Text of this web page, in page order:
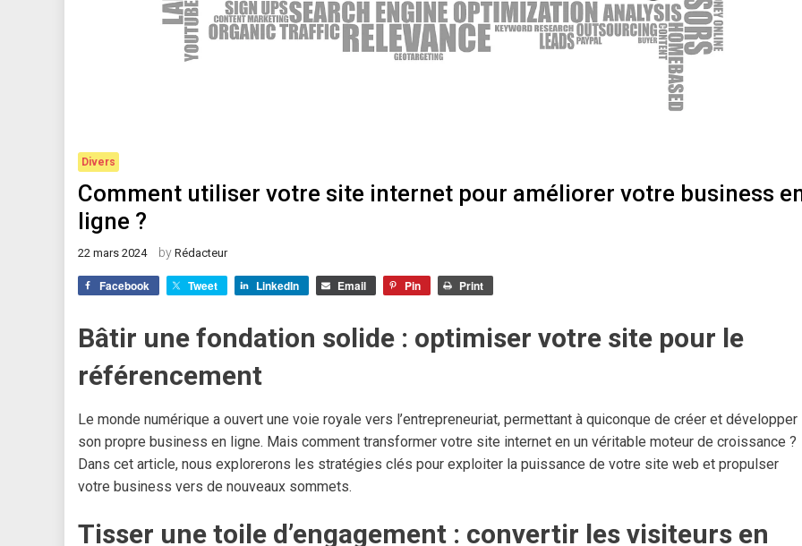
Divers
Comment utiliser votre site internet pour améliorer votre business
ligne ?
22 mars 2024 by Rédacteur
Facebook Tweet LinkedIn Email Pin Print
Bâtir une fondation solide : optimiser votre site pour le
référencement
Le monde numérique a ouvert une voie royale vers l’entrepreneuriat, permettant à quiconque de créer et développer
son propre business en ligne. Mais comment transformer votre site internet en un véritable moteur de croissance ?
Dans cet article, nous explorerons les stratégies clés pour exploiter la puissance de votre site web et propulser
votre business vers de nouveaux sommets.
Tisser une toile d’engagement : convertir les visiteurs en